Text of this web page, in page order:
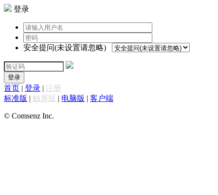
登录
安全提问(未设置请忽略)
登录
首页 | 登录 | 注册
标准版 | 触屏版 | 电脑版 | 客户端
© Comsenz Inc.